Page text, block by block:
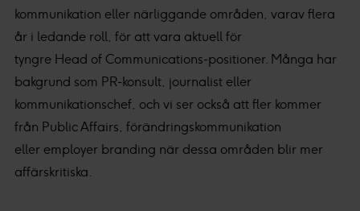
kommunikation eller närliggande områden, varav flera
år i ledande roll, för att vara aktuell för
tyngre Head of Communications-positioner. Många har
bakgrund som PR-konsult, journalist eller
kommunikationschef, och vi ser också att fler kommer
från Public Affairs, förändringskommunikation
eller employer branding när dessa områden blir mer
affärskritiska.